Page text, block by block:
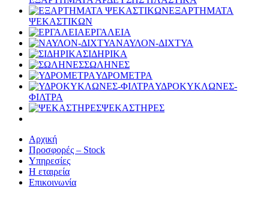
ΕΞΑΡΤΗΜΑΤΑ
ΨΕΚΑΣΤΙΚΩΝ
ΕΡΓΑΛΕΙΑ
ΝΑΥΛΟΝ-ΔΙΧΤΥΑ
ΣΙΔΗΡΙΚΑ
ΣΩΛΗΝΕΣ
ΥΔΡΟΜΕΤΡΑ
ΥΔΡΟΚΥΚΛΩΝΕΣ-
ΦΙΛΤΡΑ
ΨΕΚΑΣΤΗΡΕΣ
Αρχική
Προσφορές – Stock
Υπηρεσίες
Η εταιρεία
Επικοινωνία